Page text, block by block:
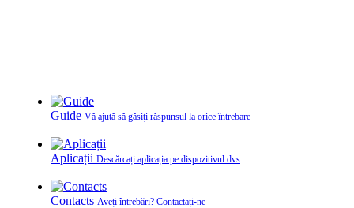
Guide Vă ajută să găsiți răspunsul la orice întrebare
Aplicații Descărcați aplicația pe dispozitivul dvs
Contacts Aveți întrebări? Contactați‑ne